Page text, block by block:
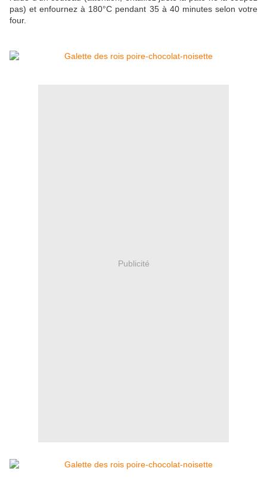
pas) et enfournez à 180°C pendant 35 à 40 minutes selon votre
four.
Publicité